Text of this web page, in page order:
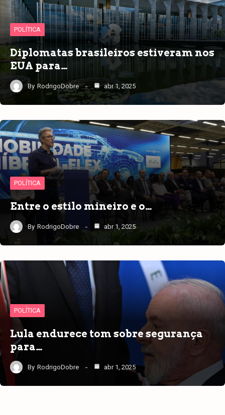
POLÍTICA
Diplomatas brasileiros estiveram nos
EUA para…
By RodrigoDobre abr 1, 2025
POLÍTICA
Entre o estilo mineiro e o…
By RodrigoDobre abr 1, 2025
POLÍTICA
Lula endurece tom sobre segurança
para…
By RodrigoDobre abr 1, 2025